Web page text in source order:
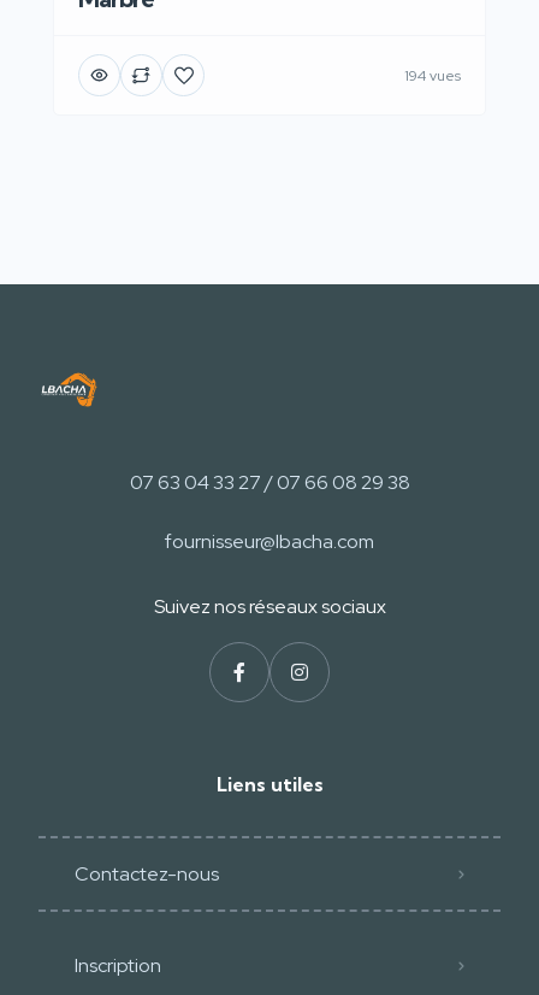
194 vues
07 63 04 33 27 / 07 66 08 29 38
fournisseur@lbacha.com
Suivez nos réseaux sociaux
Liens utiles
Contactez-nous
Inscription